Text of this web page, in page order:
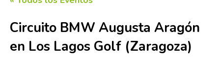
Circuito BMW Augusta Aragón
en Los Lagos Golf (Zaragoza)